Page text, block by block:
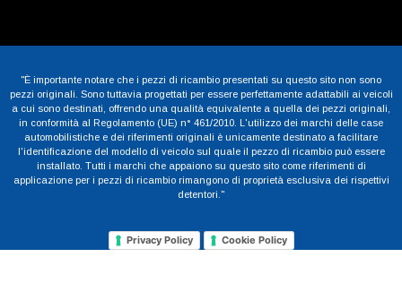
"È importante notare che i pezzi di ricambio presentati su questo sito non sono
pezzi originali. Sono tuttavia progettati per essere perfettamente adattabili ai veicoli
a cui sono destinati, offrendo una qualità equivalente a quella dei pezzi originali,
in conformità al Regolamento (UE) n° 461/2010. L'utilizzo dei marchi delle case
automobilistiche e dei riferimenti originali è unicamente destinato a facilitare
l'identificazione del modello di veicolo sul quale il pezzo di ricambio può essere
installato. Tutti i marchi che appaiono su questo sito come riferimenti di
applicazione per i pezzi di ricambio rimangono di proprietà esclusiva dei rispettivi
detentori."
Privacy Policy Cookie Policy